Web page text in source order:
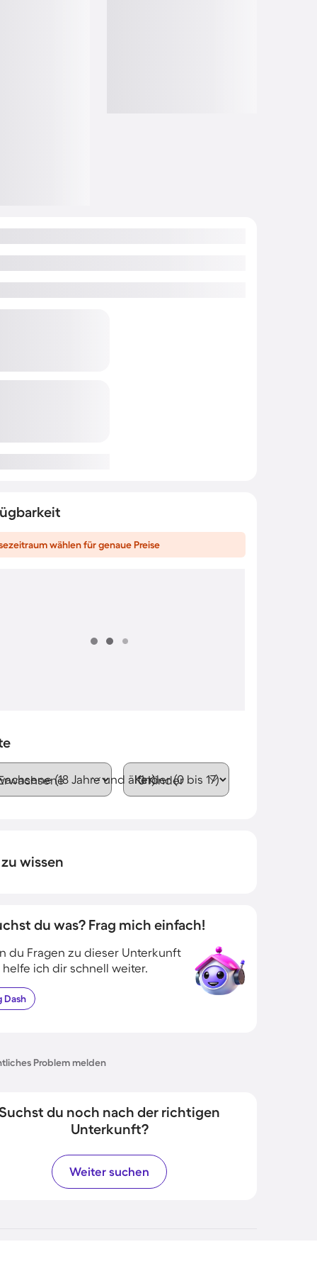
wählen für genaue Preise
(18 Jahre und älter)Kinder (0 bis 17)
wissen
du was? Frag mich einfach!
du Fragen zu dieser Unterkunft
helfe ich dir schnell weiter.
Dash
Problem melden
du noch nach der richtigen
Unterkunft?
Weiter suchen